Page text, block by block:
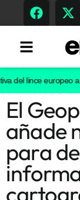
Tendencias
Memoria
Gastronomía
del lince europeo a
El
añade
para